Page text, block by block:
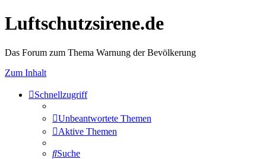
Luftschutzsirene.de
Das Forum zum Thema Warnung der Bevölkerung
Zum Inhalt
Schnellzugriff
Unbeantwortete Themen
Aktive Themen
Suche